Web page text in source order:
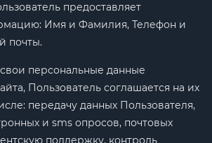
предоставляет
Имя и Фамилия, Телефон и
почты.
персональные данные
Пользователь соглашается на их
передачу данных Пользователя,
и sms опросов, почтовых
поддержку, контроль